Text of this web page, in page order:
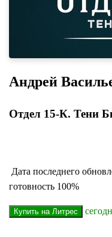
Андрей
Отдел 15-К. Тени
Дата последнего
готовность 100%